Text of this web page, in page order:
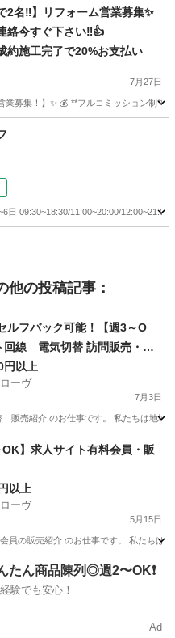
やる気
2名‼︎】リフォーム営業募集✨
絡今すぐ下さい‼︎👍
約施工完了で20%お支払い
7月27日
業募集！】✨ 💰 **フルコミッション制**
日 09:30~18:30/11:00~20:00/
他の投稿記事：
フバック可能！【週3～O
回線 電気切替 訪問販売・紹
円以上
ーヴ
7月3日
販売紹介 のお仕事です。 私たちは地
セルフ】求人サイト有料会員・販
以上
ーヴ
5月15日
員の販売紹介 のお仕事です。 私たち
求人サイト
たん商品陳列◎週2〜OK❗️
験でも安心！
Ad